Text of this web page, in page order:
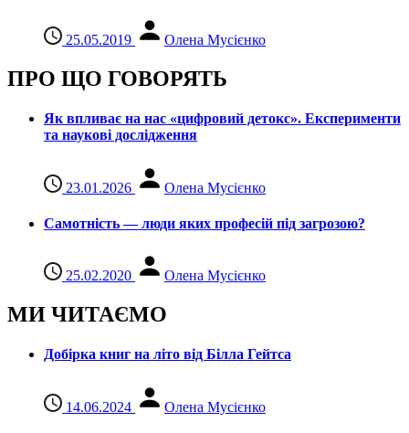
25.05.2019 Олена Мусієнко
ПРО ЩО ГОВОРЯТЬ
Як впливає на нас «цифровий детокс». Експерименти
та наукові дослідження
23.01.2026 Олена Мусієнко
Самотність — люди яких професій під загрозою?
25.02.2020 Олена Мусієнко
МИ ЧИТАЄМО
Добірка книг на літо від Білла Гейтса
14.06.2024 Олена Мусієнко